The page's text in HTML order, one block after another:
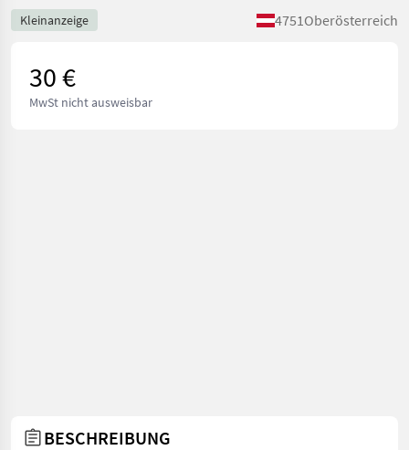
Kleinanzeige 4751Oberösterreich
30 €
MwSt nicht ausweisbar
BESCHREIBUNG